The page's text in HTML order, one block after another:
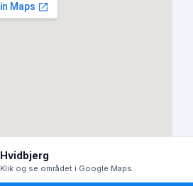
Hvidbjerg
Klik og se området i Google Maps.